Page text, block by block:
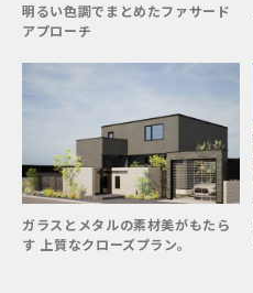
明るい色調でまとめたファサード
アプローチ
ガラスとメタルの素材美がもたら
す 上質なクローズプラン。